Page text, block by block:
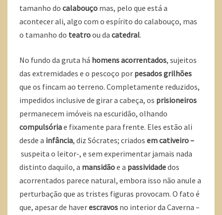
tamanho do calabouço mas, pelo que está a
acontecer ali, algo com o espírito do calabouço, mas
o tamanho do teatroou da catedral.
No fundo da gruta há homens acorrentados, sujeitos
das extremidades e o pescoço por pesadosgrilhões
que os fincam ao terreno. Completamente reduzidos,
impedidos inclusive de girar a cabeça, os prisioneiros
permanecem imóveis na escuridão, olhando
compulsóriae fixamente para frente. Eles estão ali
desde a infância, diz Sócrates; criados em cativeiro –
suspeita o leitor-, e sem experimentar jamais nada
distinto daquilo, a mansidãoe a passividadedos
acorrentados parece natural, embora isso não anule a
perturbação que as tristes figuras provocam. O fato é
que, apesar de haverescravos no interior da Caverna –